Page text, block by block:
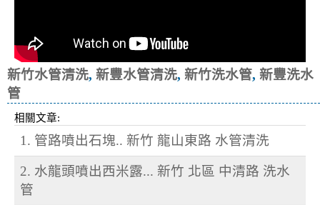
新竹水管清洗, 新豐水管清洗, 新竹洗水管, 新豐洗水
管
相關文章:
1. 管路噴出石塊.. 新竹 龍山東路 水管清洗
2. 水龍頭噴出西米露... 新竹 北區 中清路 洗水
管